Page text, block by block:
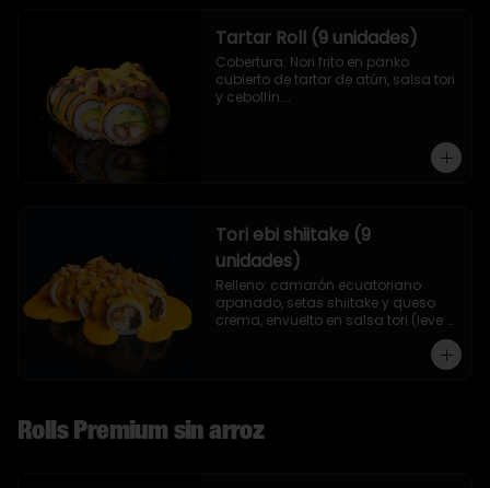
Tartar Roll (9 unidades)
Cobertura: Nori frito en panko
cubierto de tartar de atún, salsa tori
y cebollín.
Tori ebi shiitake (9
unidades)
Relleno: camarón ecuatoriano
apanado, setas shiitake y queso
crema, envuelto en salsa tori (leve
Rolls Premium sin arroz